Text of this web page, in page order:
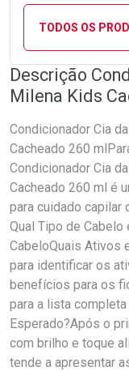
TODOS OS
Descrição
Milena Kids
Condicionador Cia
Cacheado 260
Condicionador Cia
Cacheado 260 ml é
para cuidado capilar
Qual Tipo de
CabeloQuais Ativos
para identificar os
benefícios para os
para a lista
Esperado?Após o
com brilho e toque
tende a apresentar